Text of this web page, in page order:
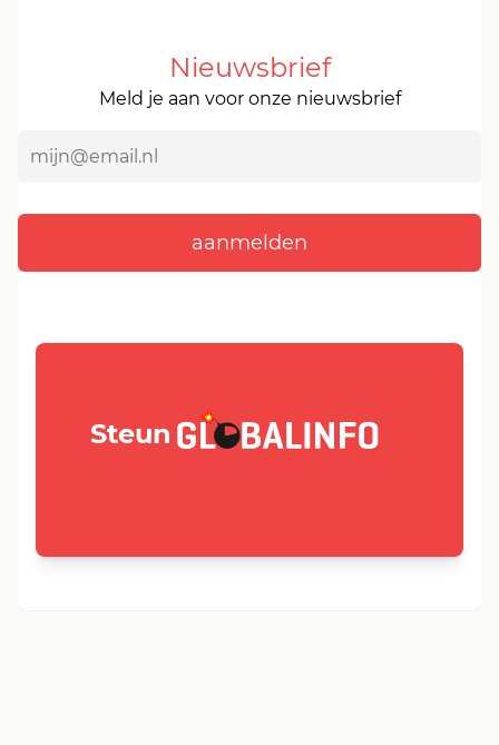
Nieuwsbrief
Meld je aan voor onze nieuwsbrief
Steun GLOBALINFO.nl